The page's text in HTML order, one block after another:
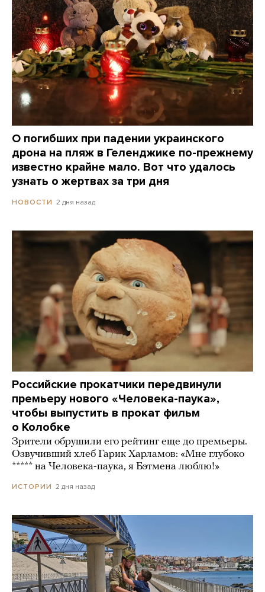
О погибших при падении украинского
дрона на пляж в Геленджике по-прежнему
известно крайне мало. Вот что удалось
узнать о жертвах за три дня
НОВОСТИ 2 дня назад
Российские прокатчики передвинули
премьеру нового «Человека-паука»,
чтобы выпустить в прокат фильм
о Колобке
Зрители обрушили его рейтинг еще до премьеры.
Озвучивший хлеб Гарик Харламов: «Мне глубоко
***** на Человека-паука, я Бэтмена люблю!»
ИСТОРИИ 2 дня назад